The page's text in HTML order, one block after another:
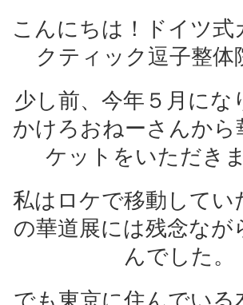
こんにちは！ドイツ式
クティック逗子整体
少し前、今年５月にな
かけろおねーさんから
ケットをいただきま
私はロケで移動してい
の華道展には残念なが
んでした。